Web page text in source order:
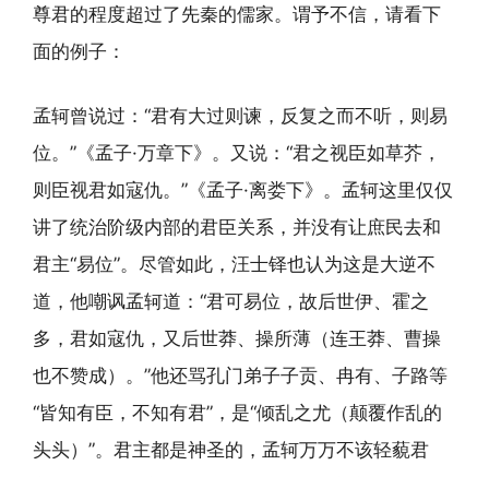
尊君的程度超过了先秦的儒家。谓予不信，请看下
面的例子：
孟轲曾说过：“君有大过则谏，反复之而不听，则易
位。”《孟子·万章下》。又说：“君之视臣如草芥，
则臣视君如寇仇。”《孟子·离娄下》。孟轲这里仅仅
讲了统治阶级内部的君臣关系，并没有让庶民去和
君主“易位”。尽管如此，汪士铎也认为这是大逆不
道，他嘲讽孟轲道：“君可易位，故后世伊、霍之
多，君如寇仇，又后世莽、操所薄（连王莽、曹操
也不赞成）。”他还骂孔门弟子子贡、冉有、子路等
“皆知有臣，不知有君”，是“倾乱之尤（颠覆作乱的
头头）”。君主都是神圣的，孟轲万万不该轻藐君